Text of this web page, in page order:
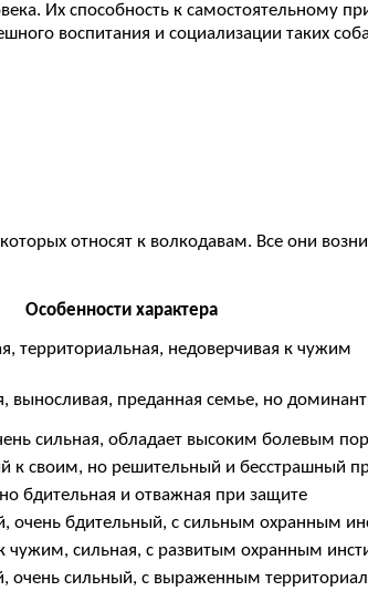
Их способность к самостоятельному
воспитания и социализации таких
относят к волкодавам. Все они
Особенности характера
территориальная, недоверчивая к чужим
выносливая, преданная семье, но
сильная, обладает высоким болевым
своим, но решительный и бесстрашный
бдительная и отважная при защите
очень бдительный, с сильным охранным
чужим, сильная, с развитым охранным
очень сильный, с выраженным